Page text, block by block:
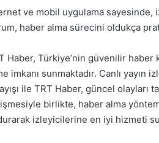
ve mobil uygulama
haber alma sürecini oldukça
Haber, Türkiye’nin güvenilir
imkanı sunmaktadır. Canlı
ile TRT Haber, güncel
birlikte, haber alma
izleyicilerine en iyi hizmeti